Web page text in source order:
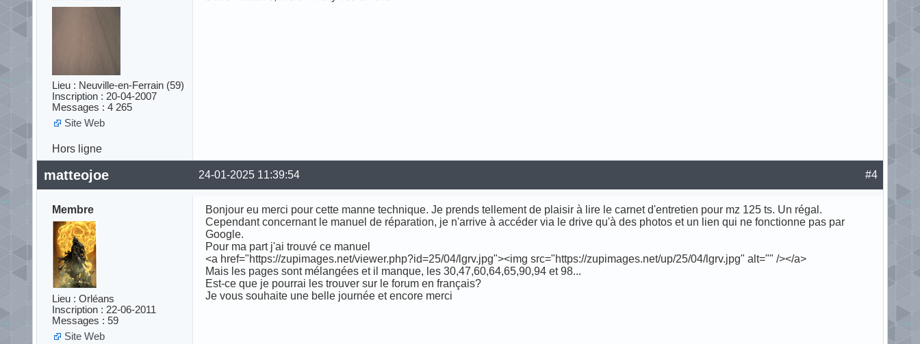
Lieu : Neuville-en-Ferrain (59)
Inscription : 20-04-2007
Messages : 4 265
Site Web
Hors ligne
#4
24-01-2025 11:39:54
matteojoe
Membre
Lieu : Orléans
Inscription : 22-06-2011
Messages : 59
Site Web
Bonjour eu merci pour cette manne technique. Je prends tellement de plaisir à lire le carnet d'entretien pour mz 125 ts. Un régal.
Cependant concernant le manuel de réparation, je n'arrive à accéder via le drive qu'à des photos et un lien qui ne fonctionne pas par
Google.
Pour ma part j'ai trouvé ce manuel
<a href="https://zupimages.net/viewer.php?id=25/04/lgrv.jpg"><img src="https://zupimages.net/up/25/04/lgrv.jpg" alt="" /></a>
Mais les pages sont mélangées et il manque, les 30,47,60,64,65,90,94 et 98...
Est-ce que je pourrai les trouver sur le forum en français?
Je vous souhaite une belle journée et encore merci